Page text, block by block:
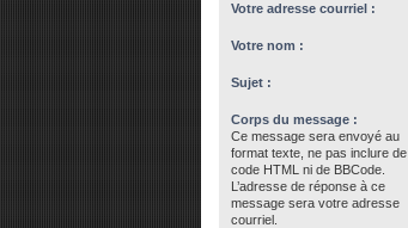
Votre adresse courriel :
Votre nom :
Sujet :
Corps du message :
Ce message sera envoyé au
format texte, ne pas inclure de
code HTML ni de BBCode.
L’adresse de réponse à ce
message sera votre adresse
courriel.